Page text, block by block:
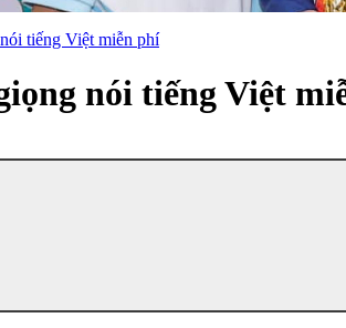
tiếng Việt miễn phí
nói tiếng Việt